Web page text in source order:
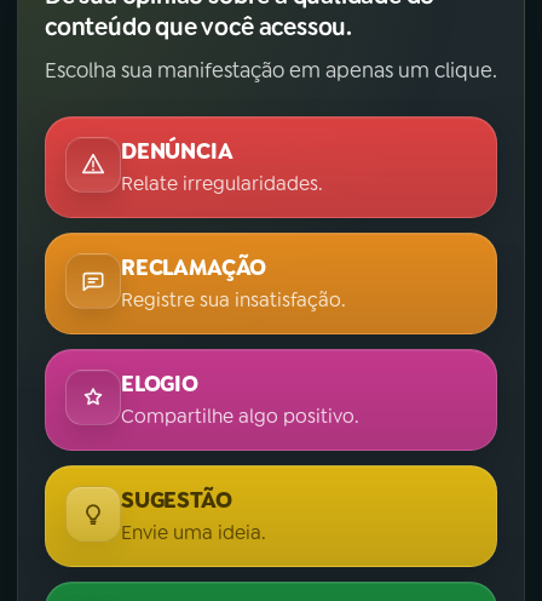
conteúdo que você acessou.
Escolha sua manifestação em apenas um clique.
DENÚNCIA
Relate irregularidades.
RECLAMAÇÃO
Registre sua insatisfação.
ELOGIO
Compartilhe algo positivo.
SUGESTÃO
Envie uma ideia.